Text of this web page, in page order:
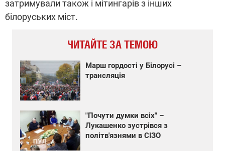
затримували також і мітингарів з інших
білоруських міст.
ЧИТАЙТЕ ЗА ТЕМОЮ
Марш гордості у Білорусі –
трансляція
"Почути думки всіх" –
Лукашенко зустрівся з
політв'язнями в СІЗО